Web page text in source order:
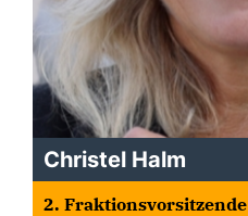
Christel Halm
2. Fraktionsvorsitzende